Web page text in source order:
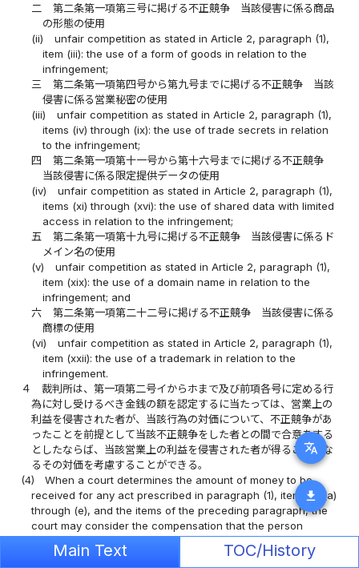
translate
download
二
第二条第一項第三号に掲げる不正競争 当該侵害に係る商品
の形態の使用
(ii)
unfair competition as stated in Article 2, paragraph (1),
item (iii): the use of a form of goods in relation to the
infringement;
三
第二条第一項第四号から第九号までに掲げる不正競争 当該
侵害に係る営業秘密の使用
(iii)
unfair competition as stated in Article 2, paragraph (1),
items (iv) through (ix): the use of trade secrets in relation
to the infringement;
四
第二条第一項第十一号から第十六号までに掲げる不正競争
当該侵害に係る限定提供データの使用
(iv)
unfair competition as stated in Article 2, paragraph (1),
items (xi) through (xvi): the use of shared data with limited
access in relation to the infringement;
五
第二条第一項第十九号に掲げる不正競争 当該侵害に係るド
メイン名の使用
(v)
unfair competition as stated in Article 2, paragraph (1),
item (xix): the use of a domain name in relation to the
infringement; and
六
第二条第一項第二十二号に掲げる不正競争 当該侵害に係る
商標の使用
(vi)
unfair competition as stated in Article 2, paragraph (1),
item (xxii): the use of a trademark in relation to the
infringement.
４
裁判所は、第一項第二号イからホまで及び前項各号に定める行
為に対し受けるべき金銭の額を認定するに当たっては、営業上の
利益を侵害された者が、当該行為の対価について、不正競争があ
ったことを前提として当該不正競争をした者との間で合意をする
としたならば、当該営業上の利益を侵害された者が得ることとな
るその対価を考慮することができる。
(4)
When a court determines the amount of money to be
received for any act prescribed in paragraph (1), item (ii), (a)
through (e), and the items of the preceding paragraph, the
court may consider the compensation that the person
whose business interests have been harmed by the
infringement would have received if they had reached an
Main Text TOC/History